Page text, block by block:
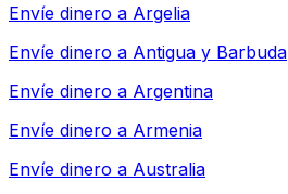
Envíe dinero a Argelia
Envíe dinero a Antigua y Barbuda
Envíe dinero a Argentina
Envíe dinero a Armenia
Envíe dinero a Australia